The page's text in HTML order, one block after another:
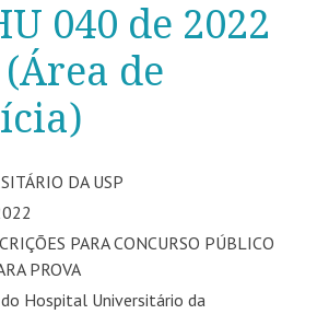
040 de 2022
de
DA USP
PARA CONCURSO PÚBLICO
PROVA
Hospital Universitário da